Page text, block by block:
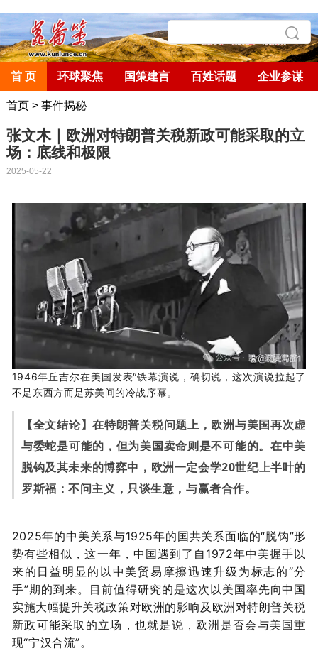
首 页 环球聚焦 国策建言 百姓话题 企业参谋
首页> 事件揭秘
张文木｜欧洲对特朗普关税新政可能采取的立
场：底线和极限
2025-05-22
1946年丘吉尔在美国发表“铁幕演说，确切说，这次演说拉起了
不是东西方而是苏美间的冷战序幕。
【全文结论】在特朗普关税问题上，欧洲与美国再次虚
与委蛇是可能的，但为美国卖命则是不可能的。在中美
脱钩及其未来的博弈中，欧洲一定会学20世纪上半叶的
罗斯福：不问主义，只谈生意，与赢者合作。
2025年的中美关系与1925年的国共关系面临的“脱钩”形
势有些相似，这一年，中国遇到了自1972年中美握手以
来的日益明显的以中美贸易摩擦迅速升级为标志的“分
手”期的到来。目前值得研究的是这次以美国率先向中国
实施大幅提升关税政策对欧洲的影响及欧洲对特朗普关税
新政可能采取的立场，也就是说，欧洲是否会与美国重
现“宁汉合流”。